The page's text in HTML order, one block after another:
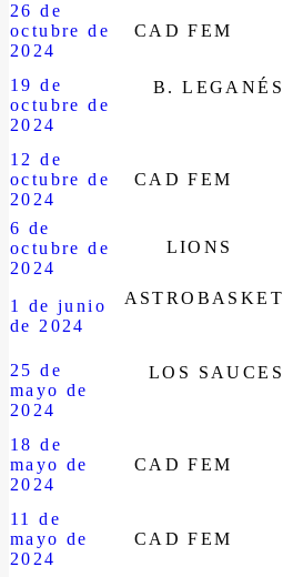
26 de
octubre de
2024
CAD FEM
19 de
octubre de
2024
B. LEGANÉS
12 de
octubre de
2024
CAD FEM
6 de
octubre de
2024
LIONS
1 de junio
de 2024
ASTROBASKET
25 de
mayo de
2024
LOS SAUCES
18 de
mayo de
2024
CAD FEM
11 de
mayo de
2024
CAD FEM